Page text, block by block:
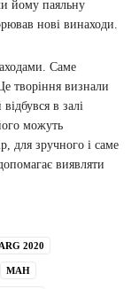
йому паяльну
нові винаходи.
Саме
творіння визнали
в залі
можуть
для зручного і саме
виявляти
2020
МАН